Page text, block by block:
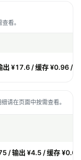
看。
出 ¥17.6 / 缓存 ¥0.96 /
请在页面中按需查看。
/ 输出 ¥4.5 / 缓存